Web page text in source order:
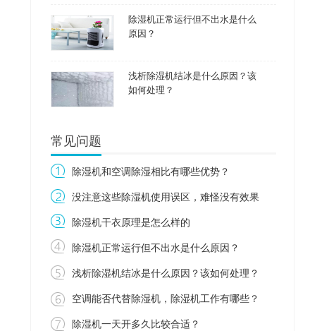
除湿机正常运行但不出水是什么
原因？
浅析除湿机结冰是什么原因？该
如何处理？
常见问题
除湿机和空调除湿相比有哪些优势？
没注意这些除湿机使用误区，难怪没有效果
除湿机干衣原理是怎么样的
除湿机正常运行但不出水是什么原因？
浅析除湿机结冰是什么原因？该如何处理？
空调能否代替除湿机，除湿机工作有哪些？
除湿机一天开多久比较合适？